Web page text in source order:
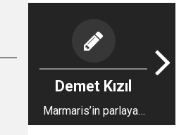
Demet Kızıl
Marmaris’in parlayan
yüzü ve görmezden